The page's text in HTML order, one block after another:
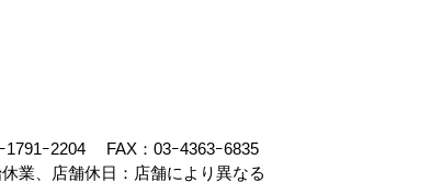
1791ｰ2204
FAX：03ｰ4363ｰ6835
業、店舗休日：店舗により異なる